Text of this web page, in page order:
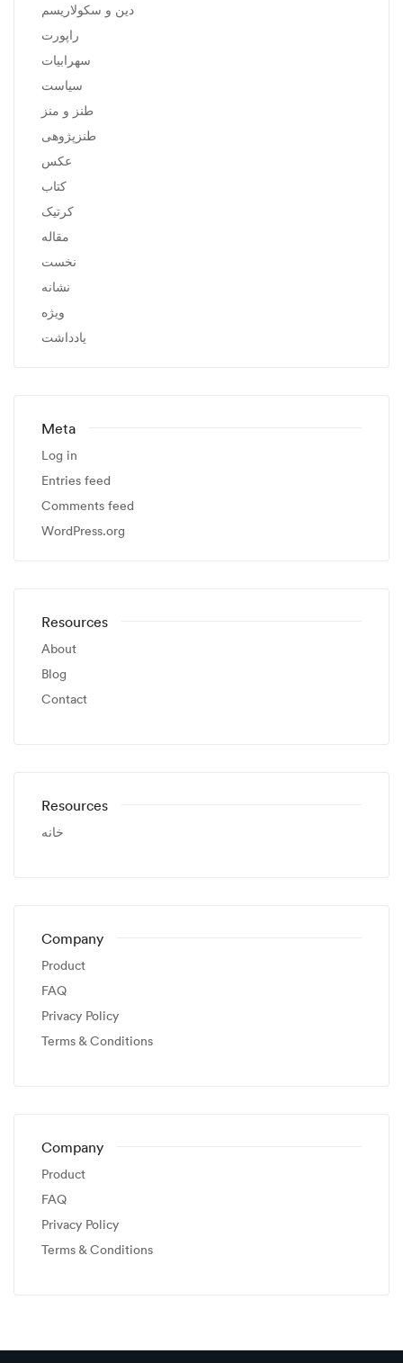
دین و سکولاریسم
راپورت
سهرابیات
سیاست
طنز و منز
طنزپژوهی
عکس
کتاب
کرتیک
مقاله
نخست
نشانه
ویژه
یادداشت
Meta
Log in
Entries feed
Comments feed
WordPress.org
Resources
About
Blog
Contact
Resources
خانه
Company
Product
FAQ
Privacy Policy
Terms & Conditions
Company
Product
FAQ
Privacy Policy
Terms & Conditions